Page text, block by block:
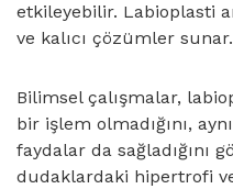
etkileyebilir. Labioplasti
ve kalıcı çözümler sunar.
Bilimsel çalışmalar,
bir işlem olmadığını,
faydalar da sağladığını
dudaklardaki hipertrofi